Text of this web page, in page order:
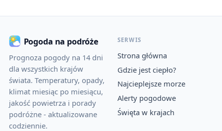
Pogoda na podróże
Prognoza pogody na 14 dni
dla wszystkich krajów
świata. Temperatury, opady,
klimat miesiąc po miesiącu,
jakość powietrza i porady
podróżne - aktualizowane
codziennie.
SERWIS
Strona główna
Gdzie jest ciepło?
Najcieplejsze morze
Alerty pogodowe
Święta w krajach